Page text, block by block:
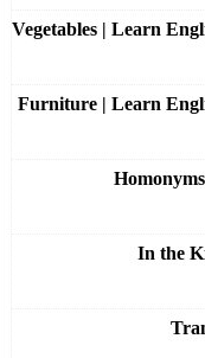
Vegetables | Learn
Furniture | Learn
In the